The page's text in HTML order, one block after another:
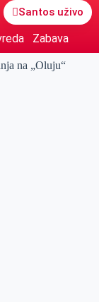
Santos uživo
Zabava
na „Oluju“